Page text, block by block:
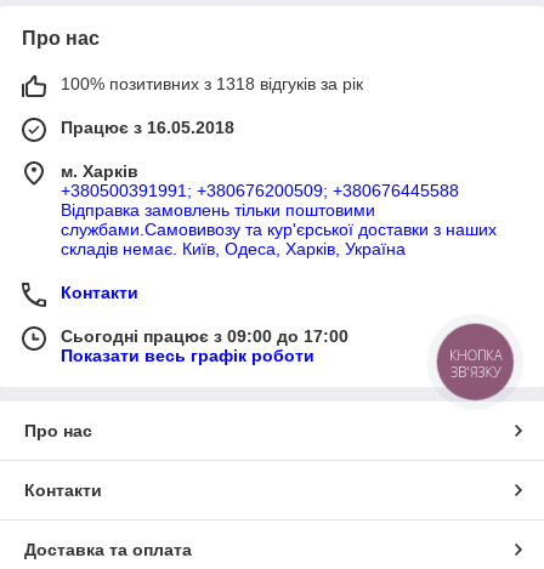
Про нас
100% позитивних з 1318 відгуків за рік
Працює з 16.05.2018
м. Харків
+380500391991; +380676200509; +380676445588
Відправка замовлень тільки поштовими
службами.Самовивозу та кур'єрської доставки з наших
складів немає. Київ, Одеса, Харків, Україна
Контакти
Сьогодні працює з 09:00 до 17:00
Показати весь графік роботи
Про нас
Контакти
Доставка та оплата
КНОПКА
ЗВ'ЯЗКУ